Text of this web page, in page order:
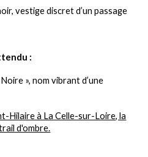
vestige discret d’un passage
:
», nom vibrant d’une
Hilaire à La Celle-sur-Loire, la
d'ombre.